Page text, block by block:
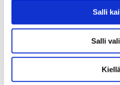
Salli
Salli
Terveisiä Barcelonasta!
bypyhanet_wp|Mar 11,
Vietimme helmikuun